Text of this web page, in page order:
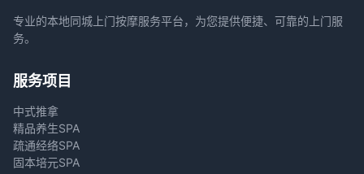
专业的本地同城上门按摩服务平台，为您提供便捷、可靠的上门服
务。
服务项目
中式推拿
精品养生SPA
疏通经络SPA
固本培元SPA